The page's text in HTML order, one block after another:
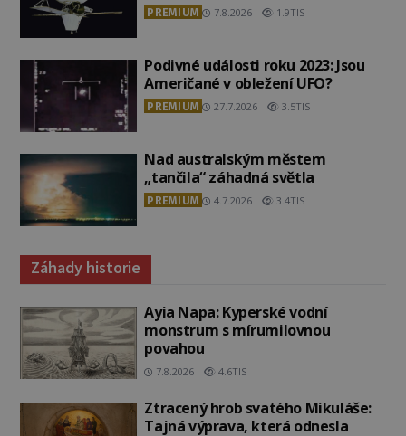
PREMIUM 7.8.2026 1.9TIS
Podivné události roku 2023: Jsou
Američané v obležení UFO?
PREMIUM 27.7.2026 3.5TIS
Nad australským městem
„tančila“ záhadná světla
PREMIUM 4.7.2026 3.4TIS
Záhady historie
Ayia Napa: Kyperské vodní
monstrum s mírumilovnou
povahou
7.8.2026 4.6TIS
Ztracený hrob svatého Mikuláše:
Tajná výprava, která odnesla